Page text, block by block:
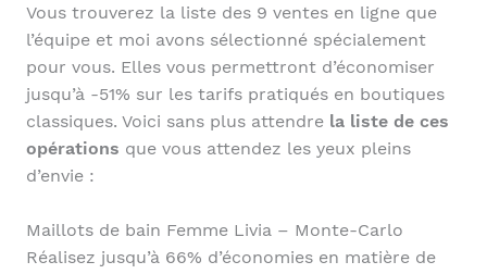
Vous trouverez la liste des 9 ventes en ligne que
l’équipe et moi avons sélectionné spécialement
pour vous. Elles vous permettront d’économiser
jusqu’à -51% sur les tarifs pratiqués en boutiques
classiques. Voici sans plus attendre la liste de ces
opérations que vous attendez les yeux pleins
d’envie :
Maillots de bain Femme Livia – Monte-Carlo
Réalisez jusqu’à 66% d’économies en matière de